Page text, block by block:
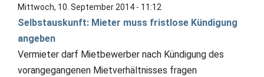
Mittwoch, 10. September 2014 - 11:12
Selbstauskunft: Mieter muss fristlose Kündigung
angeben
Vermieter darf Mietbewerber nach Kündigung des
vorangegangenen Mietverhältnisses fragen